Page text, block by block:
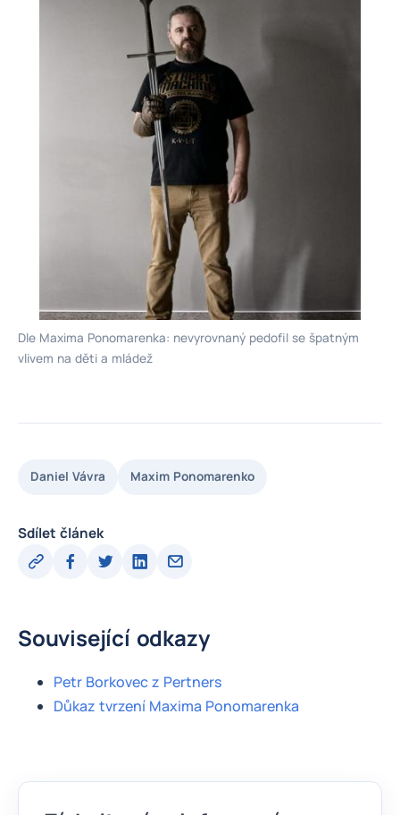
Dle Maxima Ponomarenka: nevyrovnaný pedofil se špatným
vlivem na děti a mládež
Daniel Vávra Maxim Ponomarenko
Sdílet článek
Související odkazy
Petr Borkovec z Pertners
Důkaz tvrzení Maxima Ponomarenka